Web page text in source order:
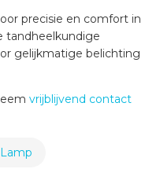
precisie en comfort in
tandheelkundige
gelijkmatige belichting
vrijblijvend contact